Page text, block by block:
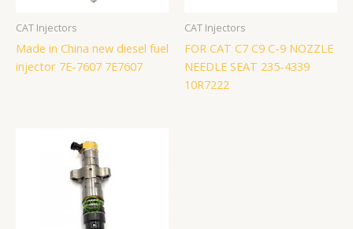
CAT Injectors
Made in China new diesel fuel
injector 7E-7607 7E7607
CAT Injectors
FOR CAT C7 C9 C-9 NOZZLE
NEEDLE SEAT 235-4339
10R7222